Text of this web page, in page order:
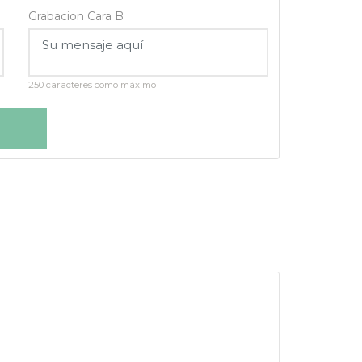
Grabacion Cara B
250 caracteres como máximo